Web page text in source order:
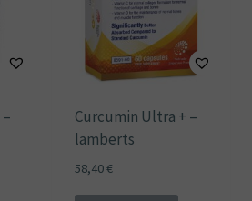
Curcumin Ultra + –
lamberts
58,40€